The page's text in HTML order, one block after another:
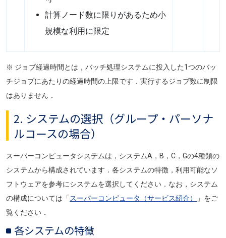
計算ノード数に限りがあるため小
規模な利用に限定
※ ジョブ経過時間とは，バッチ処理システムに投入した1つのバッ
チジョブにあたりの経過時間の上限です．実行するジョブ数に制限
はありません．
2. システムの選択（グループ・パーソナ
ルコースの場合）
スーパーコンピュータシステムは，システムA，B，C，Gの4種類の
システムから構成されています．各システムの特徴，利用可能なソ
フトウェアを参考にシステムを選択してください．なお，システム
の構成については「 スーパーコンピュータ（サービス紹介）
」をご
覧ください．
各システムの特徴